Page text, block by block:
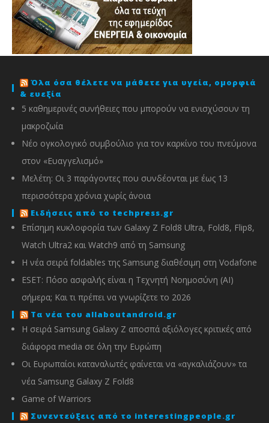
Όλα όσα θέλετε να μάθετε για υγεία, ομορφιά
& ευεξία
5 καθημερινές συνήθειες που μπορούν να ενισχύσουν τη
μακροζωία
Νέο ογκολογικό συμβούλιο για τον καρκίνο του πνεύμονα
στον «Ευαγγελισμό»
Μελέτη: Οι 3 παράγοντες που συνδέονται με έως 13
περισσότερα χρόνια χωρίς άνοια
Ειδήσεις από το techpress.gr
Επίσημη κυκλοφορία των Galaxy Z Fold8 Ultra, Fold8, Flip8,
Watch Ultra2 και Watch9 από τη Samsung
Η νέα σειρά foldables της Samsung διαθέσιμη στη Vodafone
ESET: Πόσο ασφαλής είναι η Τεχνητή Νοημοσύνη (AI)
σήμερα; Και τι πρέπει να γνωρίζετε το 2026
Τα νέα του allaboutandroid.gr
Η σειρά Samsung Galaxy Z αποσπά αξιόλογες κριτικές από
διάφορα media σε όλη την Ευρώπη
Οι Ευρωπαίοι καταναλωτές φαίνεται να «αγκαλιάζουν» τα
νέα Samsung Galaxy Z Fold8
Game of Warriors
Συνεντεύξεις από το interestingpeople.gr